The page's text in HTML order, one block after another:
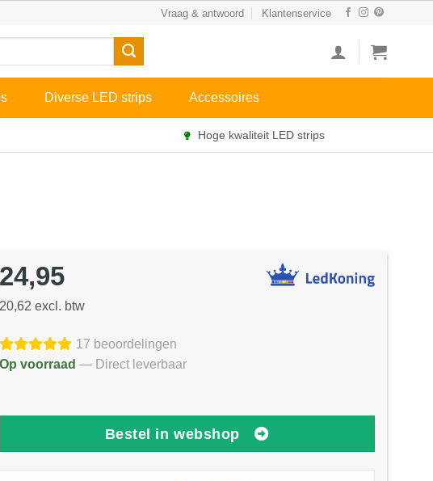
Vraag & antwoord Klantenservice
Diverse LED strips Accessoires
Hoge kwaliteit LED strips
24,95
20,62 excl. btw
17 beoordelingen
Op voorraad — Direct leverbaar
Bestel in webshop